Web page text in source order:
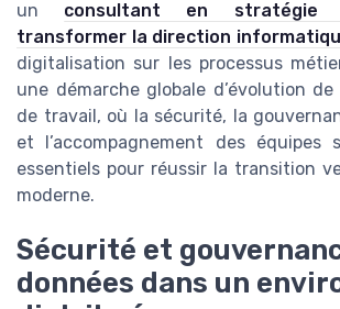
un consultant en stratégie
transformer la direction
digitalisation sur les processus
une démarche globale d’évolution de
de travail, où la sécurité, la
et l’accompagnement des équipes
essentiels pour réussir la transition
moderne.
Sécurité et
données dans un